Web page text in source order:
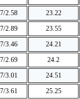
7/2.58 23.22
7/2.89 23.55
7/3.46 24.21
7/2.69 24.2
7/3.01 24.51
7/3.61 25.25